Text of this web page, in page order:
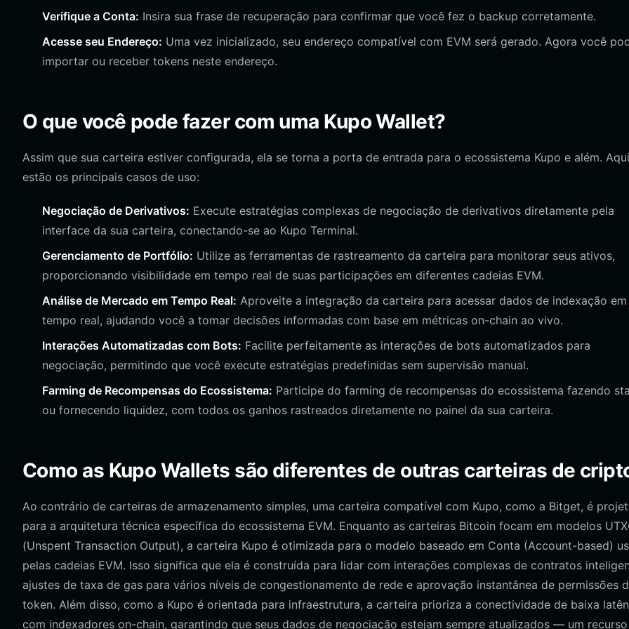
Verifique a Conta: Insira sua frase de recuperação para confirmar que você fez o backup corretamente.
Acesse seu Endereço: Uma vez inicializado, seu endereço compatível com EVM será gerado. Agora você
importar ou receber tokens neste endereço.
O que você pode fazer com uma Kupo Wallet?
Assim que sua carteira estiver configurada, ela se torna a porta de entrada para o ecossistema Kupo e além. Aqui
estão os principais casos de uso:
Negociação de Derivativos: Execute estratégias complexas de negociação de derivativos diretamente pela
interface da sua carteira, conectando-se ao Kupo Terminal.
Gerenciamento de Portfólio: Utilize as ferramentas de rastreamento da carteira para monitorar seus ativos,
proporcionando visibilidade em tempo real de suas participações em diferentes cadeias EVM.
Análise de Mercado em Tempo Real: Aproveite a integração da carteira para acessar dados de indexação em
tempo real, ajudando você a tomar decisões informadas com base em métricas on-chain ao vivo.
Interações Automatizadas com Bots: Facilite perfeitamente as interações de bots automatizados para
negociação, permitindo que você execute estratégias predefinidas sem supervisão manual.
Farming de Recompensas do Ecossistema: Participe do farming de recompensas do ecossistema fazendo
ou fornecendo liquidez, com todos os ganhos rastreados diretamente no painel da sua carteira.
Como as Kupo Wallets são diferentes de outras carteiras de
Ao contrário de carteiras de armazenamento simples, uma carteira compatível com Kupo, como a Bitget, é
para a arquitetura técnica específica do ecossistema EVM. Enquanto as carteiras Bitcoin focam em modelos
(Unspent Transaction Output), a carteira Kupo é otimizada para o modelo baseado em Conta (Account-based)
pelas cadeias EVM. Isso significa que ela é construída para lidar com interações complexas de contratos
ajustes de taxa de gas para vários níveis de congestionamento de rede e aprovação instantânea de permissões
token. Além disso, como a Kupo é orientada para infraestrutura, a carteira prioriza a conectividade de baixa
com indexadores on-chain, garantindo que seus dados de negociação estejam sempre atualizados — um recurso